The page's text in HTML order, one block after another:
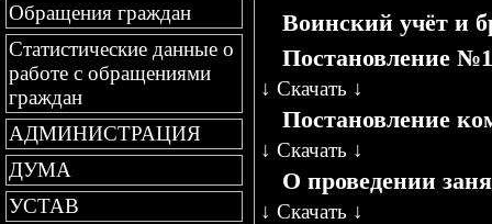
Обращения граждан
Статистические данные о
работе с обращениями
граждан
АДМИНИСТРАЦИЯ
ДУМА
УСТАВ
Воинский учёт и
Постановление
↓ Скачать ↓
Постановление
↓ Скачать ↓
О проведении
↓ Скачать ↓